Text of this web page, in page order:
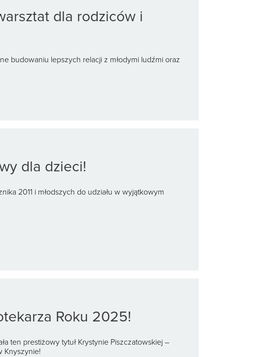
dla rodziców i
budowaniu lepszych relacji z młodymi ludźmi oraz
dla dzieci!
2011 i młodszych do udziału w wyjątkowym
Roku 2025!
ten prestiżowy tytuł Krystynie Piszczatowskiej –
Knyszynie!